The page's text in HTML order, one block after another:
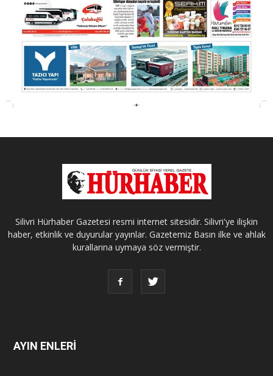
Silivri Hürhaber Gazetesi resmi internet sitesidir. Silivri'ye ilişkin
haber, etkinlik ve duyurular yayınlar. Gazetemiz Basın ilke ve ahlak
kurallarına uymaya söz vermiştir.
AYIN ENLERİ